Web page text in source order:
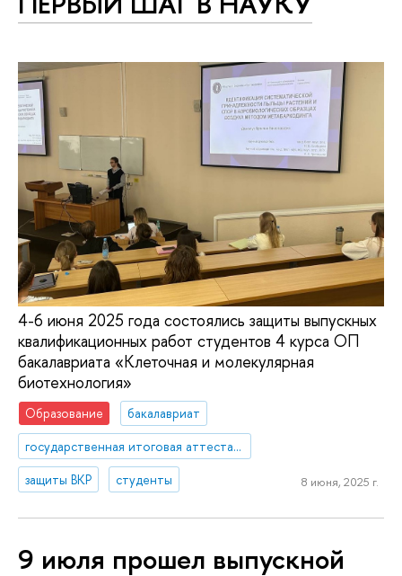
4-6 июня 2025 года состоялись защиты выпускных
квалификационных работ студентов 4 курса ОП
бакалавриата «Клеточная и молекулярная
биотехнология»
Образование
бакалавриат
государственная итоговая аттестация
защиты ВКР
студенты 8 июня, 2025 г.
9 июля прошел выпускной